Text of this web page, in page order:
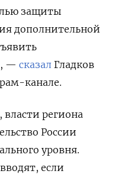
защиты
дополнительной
— сказал Гладков
канале.
власти региона
России
уровня.
если